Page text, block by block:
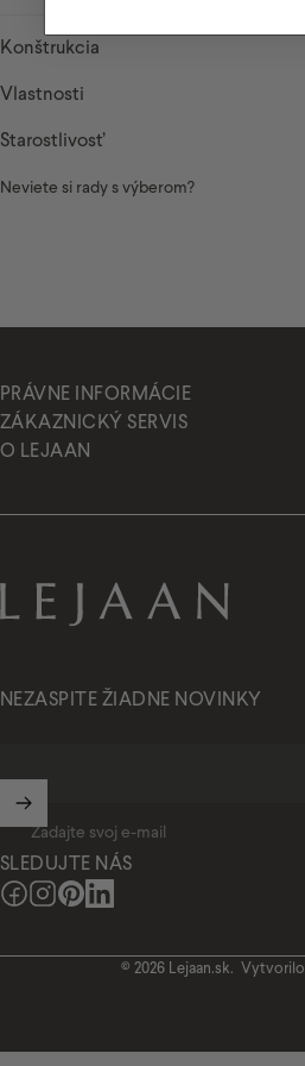
Konštrukcia
Vlastnosti
Starostlivosť
Neviete si rady s výberom?
PRÁVNE INFORMÁCIE
ZÁKAZNICKÝ SERVIS
O LEJAAN
Lejaan.sk
NEZASPITE ŽIADNE NOVINKY
Zadajte svoj e-mail
SLEDUJTE NÁS
© 2026 Lejaan.sk. Vytvorilo